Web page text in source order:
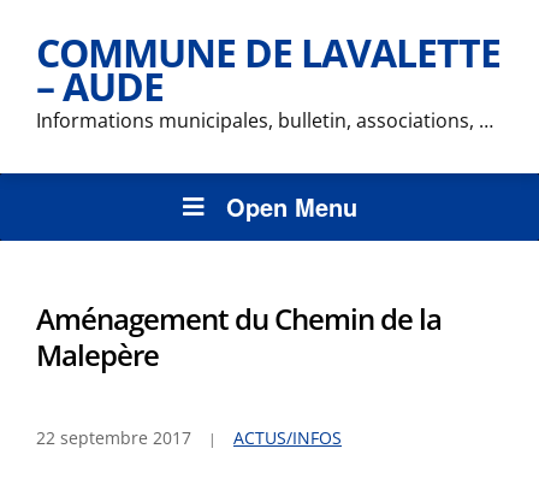
COMMUNE DE LAVALETTE
– AUDE
Informations municipales, bulletin, associations, …
Open Menu
Aménagement du Chemin de la
Malepère
22 septembre 2017 ACTUS/INFOS